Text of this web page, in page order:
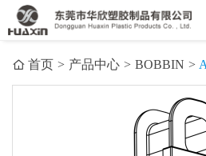
首页 > 产品中心 > BOBBIN >